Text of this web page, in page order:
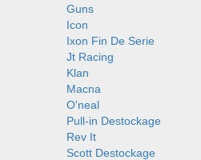
Guns
Icon
Ixon Fin De Serie
Jt Racing
Klan
Macna
O'neal
Pull-in Destockage
Rev It
Scott Destockage